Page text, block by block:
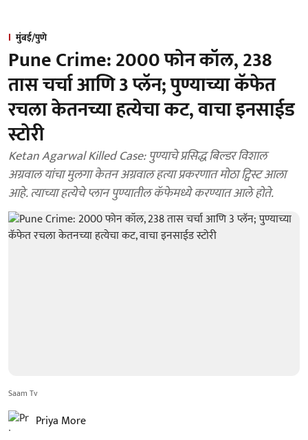
मुंबई/पुणे
Pune Crime: 2000 फोन कॉल, 238
तास चर्चा आणि 3 प्लॅन; पुण्याच्या कॅफेत
रचला केतनच्या हत्येचा कट, वाचा इनसाईड
स्टोरी
Ketan Agarwal Killed Case: पुण्याचे प्रसिद्ध बिल्डर विशाल
अग्रवाल यांचा मुलगा केतन अग्रवाल हत्या प्रकरणात मोठा ट्विस्ट आला
आहे. त्याच्या हत्येचे प्लान पुण्यातील कॅफेमध्ये करण्यात आले होते.
Saam Tv
Priya More